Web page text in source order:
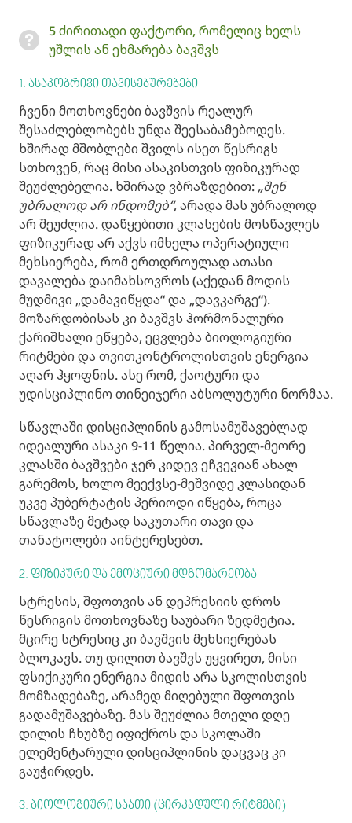
5 ძირითადი ფაქტორი, რომელიც ხელს
უშლის ან ეხმარება ბავშვს
1. ასაკობრივი თავისებურებები
ჩვენი მოთხოვნები ბავშვის რეალურ
შესაძლებლობებს უნდა შეესაბამებოდეს.
ხშირად მშობლები შვილს ისეთ წესრიგს
სთხოვენ, რაც მისი ასაკისთვის ფიზიკურად
შეუძლებელია. ხშირად ვბრაზდებით: „შენ
უბრალოდ არ ინდომებ“, არადა მას უბრალოდ
არ შეუძლია. დაწყებითი კლასების მოსწავლეს
ფიზიკურად არ აქვს იმხელა ოპერატიული
მეხსიერება, რომ ერთდროულად ათასი
დავალება დაიმახსოვროს (აქედან მოდის
მუდმივი „დამავიწყდა“ და „დავკარგე“).
მოზარდობისას კი ბავშვს ჰორმონალური
ქარიშხალი ეწყება, ეცვლება ბიოლოგიური
რიტმები და თვითკონტროლისთვის ენერგია
აღარ ჰყოფნის. ასე რომ, ქაოტური და
უდისციპლინო თინეიჯერი აბსოლუტური ნორმაა.
სწავლაში დისციპლინის გამოსამუშავებლად
იდეალური ასაკი 9-11 წელია. პირველ-მეორე
კლასში ბავშვები ჯერ კიდევ ეჩვევიან ახალ
გარემოს, ხოლო მეექვსე-მეშვიდე კლასიდან
უკვე პუბერტატის პერიოდი იწყება, როცა
სწავლაზე მეტად საკუთარი თავი და
თანატოლები აინტერესებთ.
2. ფიზიკური და ემოციური მდგომარეობა
სტრესის, შფოთვის ან დეპრესიის დროს
წესრიგის მოთხოვნაზე საუბარი ზედმეტია.
მცირე სტრესიც კი ბავშვის მეხსიერებას
ბლოკავს. თუ დილით ბავშვს უყვირეთ, მისი
ფსიქიკური ენერგია მიდის არა სკოლისთვის
მომზადებაზე, არამედ მიღებული შფოთვის
გადამუშავებაზე. მას შეუძლია მთელი დღე
დილის ჩხუბზე იფიქროს და სკოლაში
ელემენტარული დისციპლინის დაცვაც კი
გაუჭირდეს.
3. ბიოლოგიური საათი (ცირკადული რიტმები)